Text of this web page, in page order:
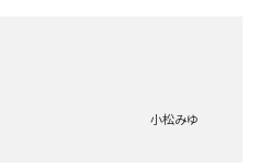
小松みゆ